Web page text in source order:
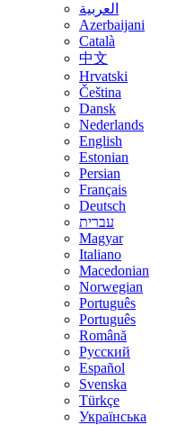
العربية
Azerbaijani
Català
中文
Hrvatski
Čeština
Dansk
Nederlands
English
Estonian
Persian
Français
Deutsch
עברית
Magyar
Italiano
Macedonian
Norwegian
Português
Português
Română
Русский
Español
Svenska
Türkçe
Українська